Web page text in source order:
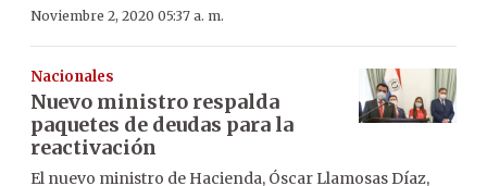
Noviembre 2, 2020 05:37 a. m.
Nacionales
Nuevo ministro respalda
paquetes de deudas para la
reactivación
El nuevo ministro de Hacienda, Óscar Llamosas Díaz,